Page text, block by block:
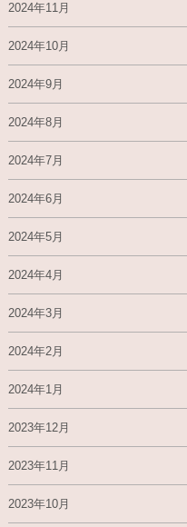
2024年11月
2024年10月
2024年9月
2024年8月
2024年7月
2024年6月
2024年5月
2024年4月
2024年3月
2024年2月
2024年1月
2023年12月
2023年11月
2023年10月